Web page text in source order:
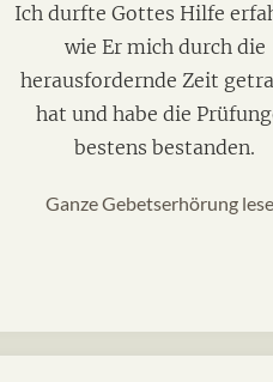
Ich durfte Gottes Hilfe
wie Er mich durch die
herausfordernde Zeit
hat und habe die
bestens bestanden.
Ganze Gebetserhörung